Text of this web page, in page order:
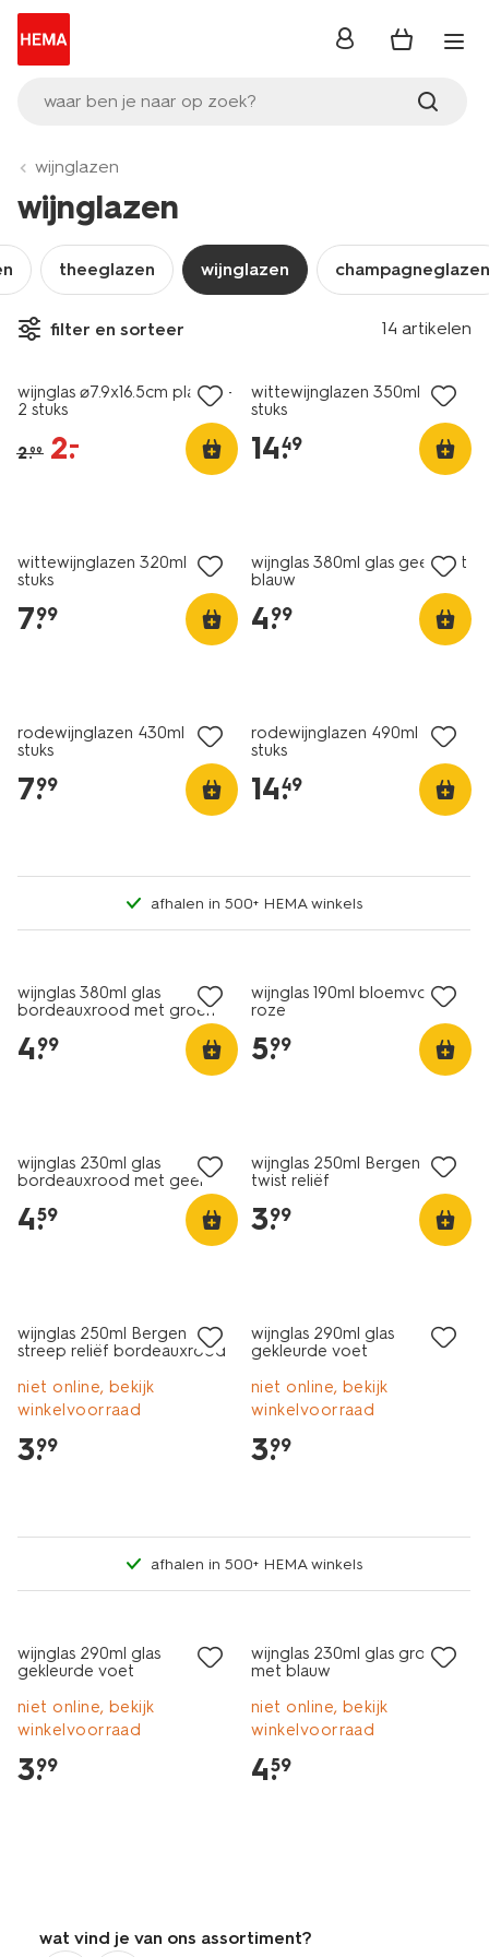
waar ben je naar op zoek?
inloggen
wijnglazen
wijnglazen
theeglazen wijnglazen champagneglazen
filter en sorteer 14 artikelen
sale
wijnglas ⌀7.9x16.5cm plastic -
2 stuks
2.99 2.
–
wittewijnglazen 350ml - 4
stuks
14.
49
wittewijnglazen 320ml - 4
stuks
7.
99
wijnglas 380ml glas geel met
blauw
4.
99
rodewijnglazen 430ml - 4
stuks
7.
99
rodewijnglazen 490ml - 4
stuks
14.
49
afhalen in 500+ HEMA winkels
wijnglas 380ml glas
bordeauxrood met groen
4.
99
wijnglas 190ml bloemvorm
roze
5.
99
wijnglas 230ml glas
bordeauxrood met geel
4.
59
wijnglas 250ml Bergen glas
twist reliëf
3.
99
wijnglas 250ml Bergen glas
streep reliëf bordeauxrood
niet online, bekijk
winkelvoorraad
3.
99
wijnglas 290ml glas
gekleurde voet
niet online, bekijk
winkelvoorraad
3.
99
afhalen in 500+ HEMA winkels
wijnglas 290ml glas
gekleurde voet
niet online, bekijk
winkelvoorraad
3.
99
wijnglas 230ml glas groen
met blauw
niet online, bekijk
winkelvoorraad
4.
59
wat vind je van ons assortiment?